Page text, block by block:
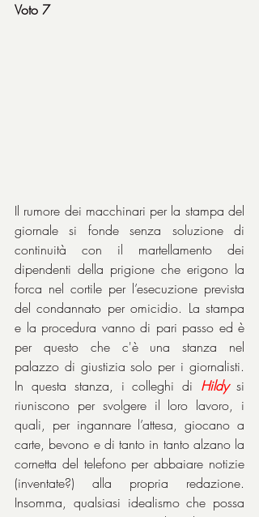
Voto 7
Il rumore dei macchinari per la stampa del
giornale si fonde senza soluzione di
continuità con il martellamento dei
dipendenti della prigione che erigono la
forca nel cortile per l’esecuzione prevista
del condannato per omicidio. La stampa
e la procedura vanno di pari passo ed è
per questo che c'è una stanza nel
palazzo di giustizia solo per i giornalisti.
In questa stanza, i colleghi di Hildy si
riuniscono per svolgere il loro lavoro, i
quali, per ingannare l’attesa, giocano a
carte, bevono e di tanto in tanto alzano la
cornetta del telefono per abbaiare notizie
(inventate?) alla propria redazione.
Insomma, qualsiasi idealismo che possa